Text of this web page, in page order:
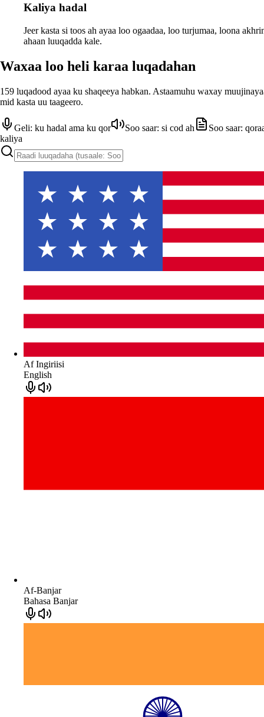
Kaliya hadal
Jeer kasta si toos ah ayaa loo ogaadaa, loo turjumaa, loona
ahaan luuqadda kale.
Waxaa loo heli karaa luqadahan
159 luqadood ayaa ku shaqeeya habkan. Astaamuhu waxay
mid kasta uu taageero.
Geli: ku hadal ama ku qor Soo saar: si cod ah
Soo saar:
kaliya
Af Ingiriisi
English
Af-Banjar
Bahasa Banjar